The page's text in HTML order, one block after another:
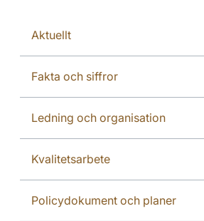
Aktuellt
Fakta och siffror
Ledning och organisation
Kvalitetsarbete
Policydokument och planer